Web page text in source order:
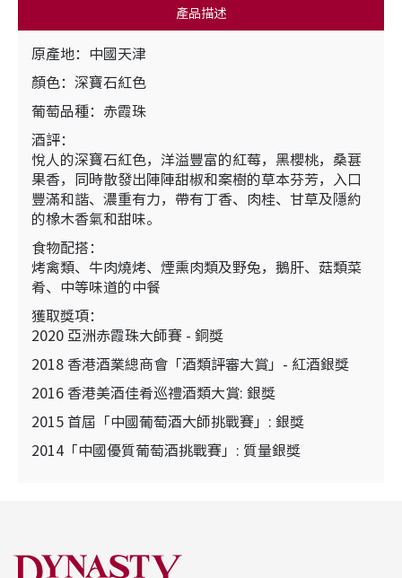
產品描述
原產地：中國天津
顏色：深寶石紅色
葡萄品種：赤霞珠
酒評：
悅人的深寶石紅色，洋溢豐富的紅莓，黑櫻桃，桑葚
果香，同時散發出陣陣甜椒和案樹的草本芬芳，入口
豐滿和諧、濃重有力，帶有丁香、肉桂、甘草及隱約
的橡木香氣和甜味。
食物配搭：
烤禽類、牛肉燒烤、煙熏肉類及野兔，鵝肝、菇類菜
肴、中等味道的中餐
獲取獎項：
2020 亞洲赤霞珠大師賽 - 銅獎
2018 香港酒業總商會「酒類評審大賞」- 紅酒銀獎
2016 香港美酒佳肴巡禮酒類大賞: 銀獎
2015 首屆「中國葡萄酒大師挑戰賽」: 銀獎
2014「中國優質葡萄酒挑戰賽」: 質量銀獎